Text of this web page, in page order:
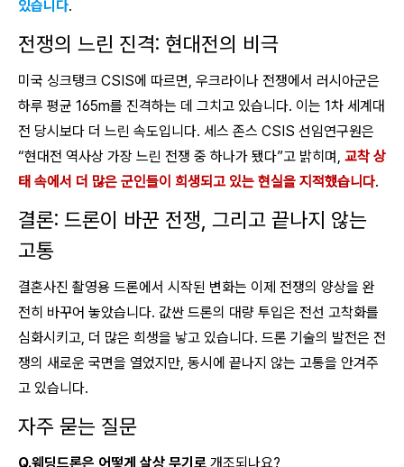
있습니다.
전쟁의 느린 진격: 현대전의 비극
미국 싱크탱크 CSIS에 따르면, 우크라이나 전쟁에서 러시아군은
하루 평균 165m를 진격하는 데 그치고 있습니다. 이는 1차 세계대
전 당시보다 더 느린 속도입니다. 세스 존스 CSIS 선임연구원은
“현대전 역사상 가장 느린 전쟁 중 하나가 됐다”고 밝히며, 교착 상
태 속에서 더 많은 군인들이 희생되고 있는 현실을 지적했습니다.
결론: 드론이 바꾼 전쟁, 그리고 끝나지 않는
고통
결혼사진 촬영용 드론에서 시작된 변화는 이제 전쟁의 양상을 완
전히 바꾸어 놓았습니다. 값싼 드론의 대량 투입은 전선 고착화를
심화시키고, 더 많은 희생을 낳고 있습니다. 드론 기술의 발전은 전
쟁의 새로운 국면을 열었지만, 동시에 끝나지 않는 고통을 안겨주
고 있습니다.
자주 묻는 질문
Q.웨딩드론은 어떻게 살상 무기로 개조되나요?